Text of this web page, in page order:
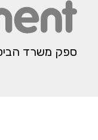
ספק משרד הביטחון: